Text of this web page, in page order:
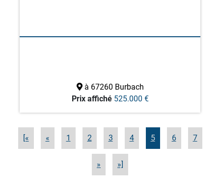
à 67260 Burbach
Prix affiché 525.000 €
[« « 1 2 3 4 5 6 7
» »]